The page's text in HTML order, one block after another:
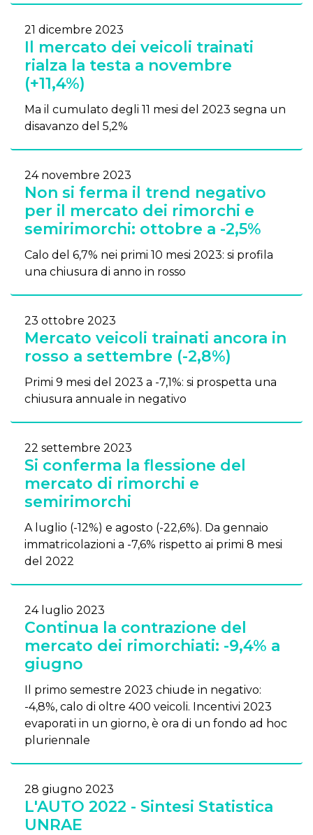
21 dicembre 2023
Il mercato dei veicoli trainati
rialza la testa a novembre
(+11,4%)
Ma il cumulato degli 11 mesi del 2023 segna un
disavanzo del 5,2%
24 novembre 2023
Non si ferma il trend negativo
per il mercato dei rimorchi e
semirimorchi: ottobre a -2,5%
Calo del 6,7% nei primi 10 mesi 2023: si profila
una chiusura di anno in rosso
23 ottobre 2023
Mercato veicoli trainati ancora in
rosso a settembre (-2,8%)
Primi 9 mesi del 2023 a -7,1%: si prospetta una
chiusura annuale in negativo
22 settembre 2023
Si conferma la flessione del
mercato di rimorchi e
semirimorchi
A luglio (-12%) e agosto (-22,6%). Da gennaio
immatricolazioni a -7,6% rispetto ai primi 8 mesi
del 2022
24 luglio 2023
Continua la contrazione del
mercato dei rimorchiati: -9,4% a
giugno
Il primo semestre 2023 chiude in negativo:
-4,8%, calo di oltre 400 veicoli. Incentivi 2023
evaporati in un giorno, è ora di un fondo ad hoc
pluriennale
28 giugno 2023
L'AUTO 2022 - Sintesi Statistica
UNRAE